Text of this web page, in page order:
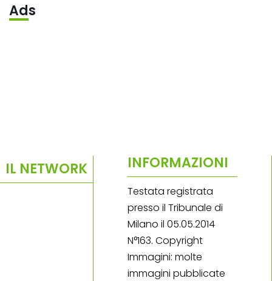
Ads
IL NETWORK INFORMAZIONI
Testata registrata
presso il Tribunale di
Milano il 05.05.2014
N°163. Copyright
Immagini: molte
immagini pubblicate